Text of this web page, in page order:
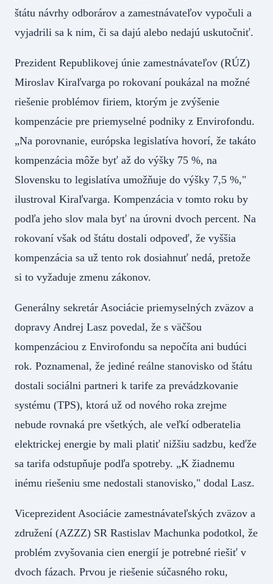
štátu návrhy odborárov a zamestnávateľov vypočuli a
vyjadrili sa k nim, či sa dajú alebo nedajú uskutočniť.
Prezident Republikovej únie zamestnávateľov (RÚZ)
Miroslav Kiraľvarga po rokovaní poukázal na možné
riešenie problémov firiem, ktorým je zvýšenie
kompenzácie pre priemyselné podniky z Envirofondu.
„Na porovnanie, európska legislatíva hovorí, že takáto
kompenzácia môže byť až do výšky 75 %, na
Slovensku to legislatíva umožňuje do výšky 7,5 %,"
ilustroval Kiraľvarga. Kompenzácia v tomto roku by
podľa jeho slov mala byť na úrovni dvoch percent. Na
rokovaní však od štátu dostali odpoveď, že vyššia
kompenzácia sa už tento rok dosiahnuť nedá, pretože
si to vyžaduje zmenu zákonov.
Generálny sekretár Asociácie priemyselných zväzov a
dopravy Andrej Lasz povedal, že s väčšou
kompenzáciou z Envirofondu sa nepočíta ani budúci
rok. Poznamenal, že jediné reálne stanovisko od štátu
dostali sociálni partneri k tarife za prevádzkovanie
systému (TPS), ktorá už od nového roka zrejme
nebude rovnaká pre všetkých, ale veľkí odberatelia
elektrickej energie by mali platiť nižšiu sadzbu, keďže
sa tarifa odstupňuje podľa spotreby. „K žiadnemu
inému riešeniu sme nedostali stanovisko," dodal Lasz.
Viceprezident Asociácie zamestnávateľských zväzov a
združení (AZZZ) SR Rastislav Machunka podotkol, že
problém zvyšovania cien energií je potrebné riešiť v
dvoch fázach. Prvou je riešenie súčasného roku,